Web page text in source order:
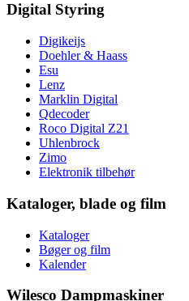
Digital Styring
Digikeijs
Doehler & Haass
Esu
Lenz
Marklin Digital
Qdecoder
Roco Digital Z21
Uhlenbrock
Zimo
Elektronik tilbehør
Kataloger, blade og film
Kataloger
Bøger og film
Kalender
Wilesco Dampmaskiner